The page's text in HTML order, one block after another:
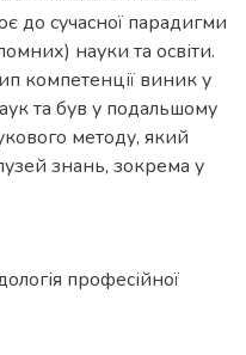
до сучасної парадигми
науки та освіти.
компетенції виник у
та був у подальшому
методу, який
знань, зокрема у
професійної